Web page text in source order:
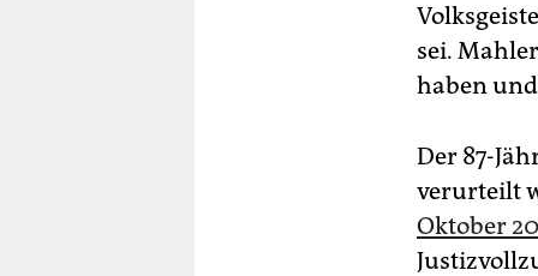
sei.
haben
Der 87-
verurteilt
Oktober